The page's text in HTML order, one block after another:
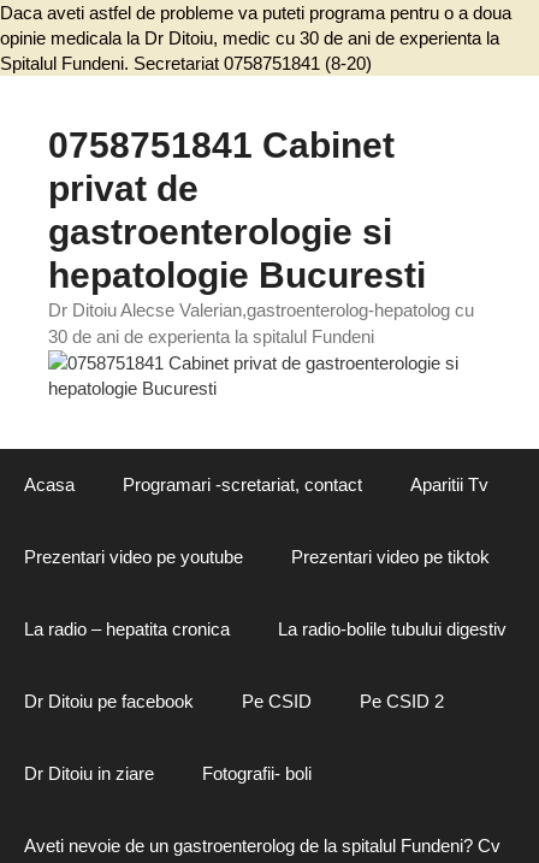
Daca aveti astfel de probleme va puteti programa pentru o a doua
opinie medicala la Dr Ditoiu, medic cu 30 de ani de experienta la
Spitalul Fundeni. Secretariat 0758751841 (8-20)
0758751841 Cabinet
privat de
gastroenterologie si
hepatologie Bucuresti
Dr Ditoiu Alecse Valerian,gastroenterolog-hepatolog cu
30 de ani de experienta la spitalul Fundeni
Acasa Programari -scretariat, contact Aparitii Tv
Prezentari video pe youtube Prezentari video pe tiktok
La radio – hepatita cronica La radio-bolile tubului digestiv
Dr Ditoiu pe facebook Pe CSID Pe CSID 2
Dr Ditoiu in ziare Fotografii- boli
Aveti nevoie de un gastroenterolog de la spitalul Fundeni? Cv